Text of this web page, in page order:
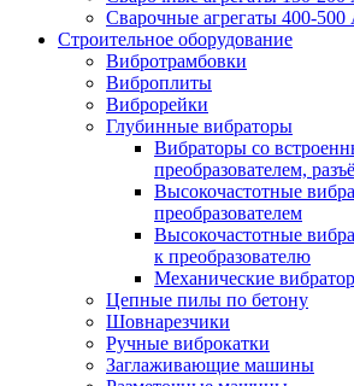
Сварочные агрегаты 400-500
Строительное оборудование
Вибротрамбовки
Виброплиты
Виброрейки
Глубинные вибраторы
Вибраторы со
преобразователем,
Высокочастотные
преобразователем
Высокочастотные
к преобразователю
Механические
Цепные пилы по бетону
Шовнарезчики
Ручные виброкатки
Заглаживающие машины